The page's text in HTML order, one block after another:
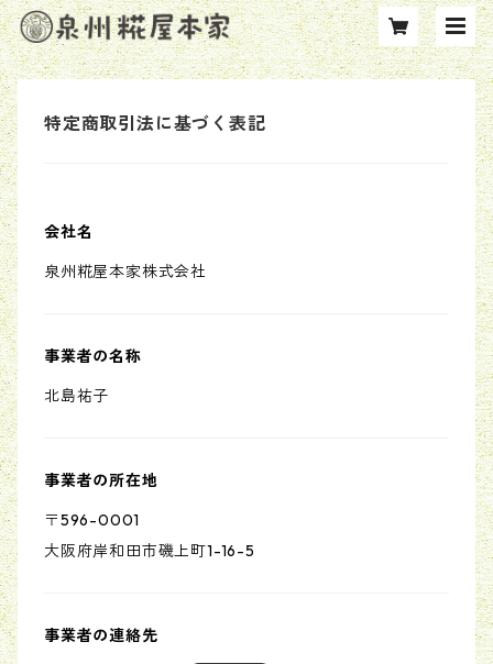
特定商取引法に基づく表記
会社名
泉州糀屋本家株式会社
事業者の名称
北島祐子
事業者の所在地
〒596-0001
大阪府岸和田市磯上町1-16-5
事業者の連絡先